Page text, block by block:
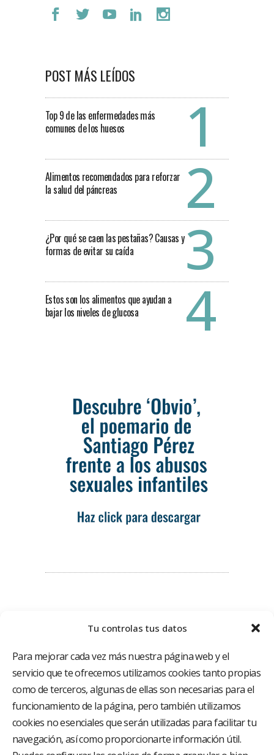
Tu controlas tus datos
Para mejorar cada vez más nuestra página web y el
servicio que te ofrecemos utilizamos cookies tanto propias
como de terceros, algunas de ellas son necesarias para el
funcionamiento de la página, pero también utilizamos
cookies no esenciales que serán utilizadas para facilitar tu
navegación, así como proporcionarte información útil.
POST MÁS LEÍDOS
Top 9 de las enfermedades más
comunes de los huesos
Alimentos recomendados para reforzar
la salud del páncreas
¿Por qué se caen las pestañas? Causas y
formas de evitar su caída
Estos son los alimentos que ayudan a
bajar los niveles de glucosa
El Grupo Hospitalario HLA es uno de los proveedores
hospitalarios con mayor presencia en España, creado
con el objetivo de proporcionar el acceso a una
asistencia sanitaria de alto nivel. Nuestra red asistencial